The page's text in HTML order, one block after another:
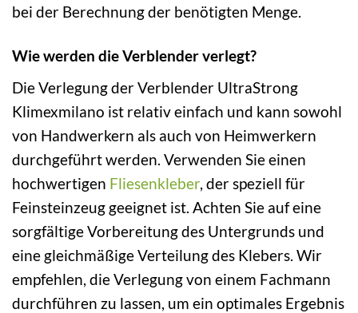
bei der Berechnung der benötigten Menge.
Wie werden die Verblender verlegt?
Die Verlegung der Verblender UltraStrong
Klimexmilano ist relativ einfach und kann sowohl
von Handwerkern als auch von Heimwerkern
durchgeführt werden. Verwenden Sie einen
hochwertigen Fliesenkleber, der speziell für
Feinsteinzeug geeignet ist. Achten Sie auf eine
sorgfältige Vorbereitung des Untergrunds und
eine gleichmäßige Verteilung des Klebers. Wir
empfehlen, die Verlegung von einem Fachmann
durchführen zu lassen, um ein optimales Ergebnis